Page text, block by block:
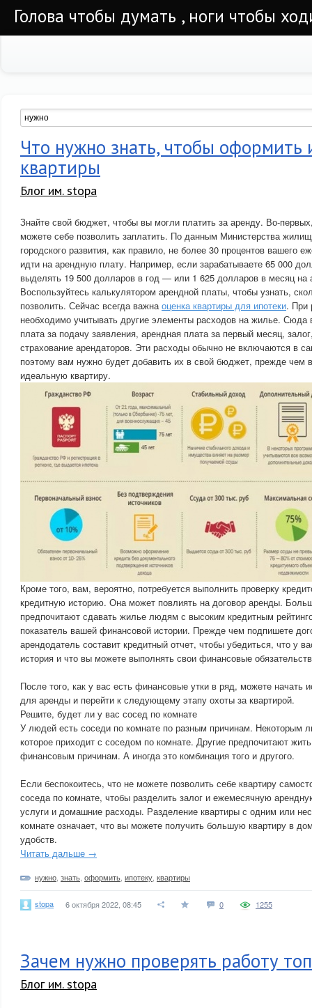
Голова чтобы думать , ноги чтобы
Что нужно знать, чтобы оформить
квартиры
Блог им. stopa
Знайте свой бюджет, чтобы вы могли платить за аренду. Во-
можете себе позволить заплатить. По данным Министерства
городского развития, как правило, не более 30 процентов вашего
идти на арендную плату. Например, если зарабатываете 65 000
выделять 19 500 долларов в год — или 1 625 долларов в месяц на
Воспользуйтесь калькулятором арендной платы, чтобы узнать,
позволить. Сейчас всегда важнаоценка квартиры для ипотеки. При
необходимо учитывать другие элементы расходов на жилье. Сюда
плата за подачу заявления, арендная плата за первый месяц,
страхование арендаторов. Эти расходы обычно не включаются в
поэтому вам нужно будет добавить их в свой бюджет, прежде чем
идеальную квартиру.
Кроме того, вам, вероятно, потребуется выполнить проверку
кредитную историю. Она может повлиять на договор аренды.
предпочитают сдавать жилье людям с высоким кредитным
показатель вашей финансовой истории. Прежде чем подпишете
арендодатель составит кредитный отчет, чтобы убедиться, что у
история и что вы можете выполнять свои финансовые
После того, как у вас есть финансовые утки в ряд, можете начать
для аренды и перейти к следующему этапу охоты за квартирой.
Решите, будет ли у вас сосед по комнате
У людей есть соседи по комнате по разным причинам. Некоторым
которое приходит с соседом по комнате. Другие предпочитают
финансовым причинам. А иногда это комбинация того и другого.
Если беспокоитесь, что не можете позволить себе квартиру
соседа по комнате, чтобы разделить залог и ежемесячную
услуги и домашние расходы. Разделение квартиры с одним или
комнате означает, что вы можете получить большую квартиру в
удобств.
Читать дальше →
нужно знать оформить ипотеку квартиры
stopa 6 октября 2022, 08:45 0 1255
Зачем нужно проверять работу
Блог им. stopa